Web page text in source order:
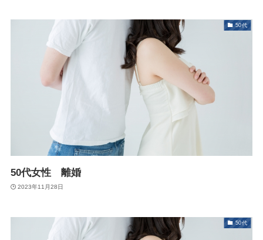
50代
50代女性 離婚
2023年11月28日
50代